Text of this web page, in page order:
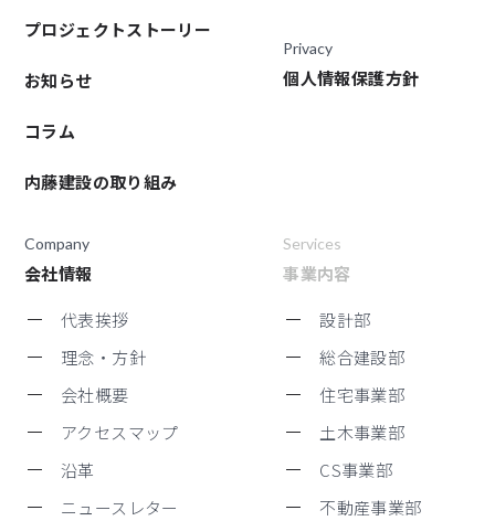
プロジェクトストーリー
お知らせ
コラム
内藤建設の取り組み
Services
事業内容
設計部
総合建設部
住宅事業部
土木事業部
CS事業部
不動産事業部
Company
会社情報
代表挨拶
理念・方針
会社概要
アクセスマップ
沿革
ニュースレター
Privacy
個人情報保護方針